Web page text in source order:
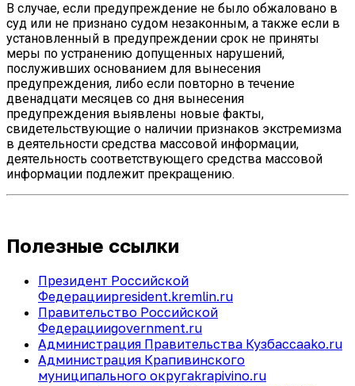
В случае, если предупреждение не было обжаловано в
суд или не признано судом незаконным, а также если в
установленный в предупреждении срок не приняты
меры по устранению допущенных нарушений,
послуживших основанием для вынесения
предупреждения, либо если повторно в течение
двенадцати месяцев со дня вынесения
предупреждения выявлены новые факты,
свидетельствующие о наличии признаков экстремизма
в деятельности средства массовой информации,
деятельность соответствующего средства массовой
информации подлежит прекращению.
Полезные ссылки
Президент Российской
Федерацииpresident.kremlin.ru
Правительство Российской
Федерацииgovernment.ru
Администрация Правительства Кузбассаako.ru
Администрация Крапивинского
муниципального округаkrapivino.ru